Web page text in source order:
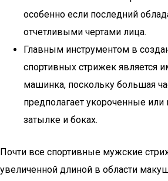
особенно если последний
отчетливыми чертами лица.
Главным инструментом в
спортивных стрижек является
машинка, поскольку большая
предполагает укороченные
затылке и боках.
Почти все спортивные мужские
увеличенной длиной в области